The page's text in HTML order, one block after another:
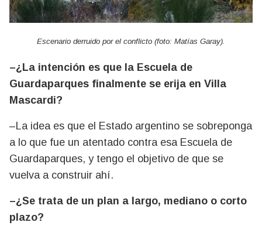
Escenario derruido por el conflicto (foto: Matías Garay).
–¿La intención es que la Escuela de
Guardaparques finalmente se erija en Villa
Mascardi?
–La idea es que el Estado argentino se sobreponga
a lo que fue un atentado contra esa Escuela de
Guardaparques, y tengo el objetivo de que se
vuelva a construir ahí.
–¿Se trata de un plan a largo, mediano o corto
plazo?